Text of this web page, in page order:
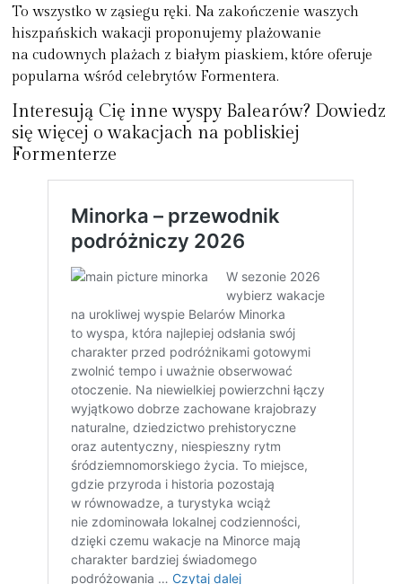
To wszystko w ząsiegu ręki. Na zakończenie waszych
hiszpańskich wakacji proponujemy plażowanie
na cudownych plażach z białym piaskiem, które oferuje
popularna wśród celebrytów Formentera.
Interesują Cię inne wyspy Balearów? Dowiedz
się więcej o wakacjach na pobliskiej
Formenterze